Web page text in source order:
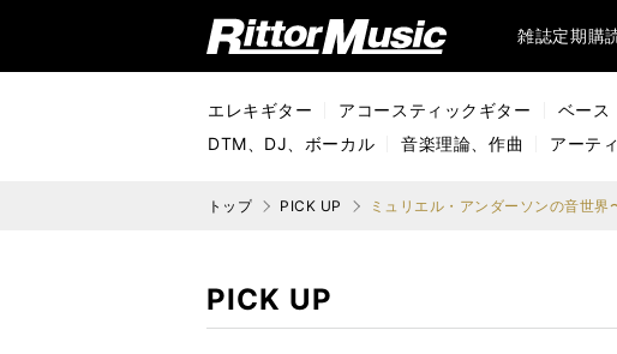
リットーミュージック (Rittor Music) 雑誌定期購
エレキギター アコースティックギター ベース
DTM、DJ、ボーカル
音楽理論、作曲 アーテ
トップ PICK UP ミュリエル・アンダーソンの音世
PICK UP